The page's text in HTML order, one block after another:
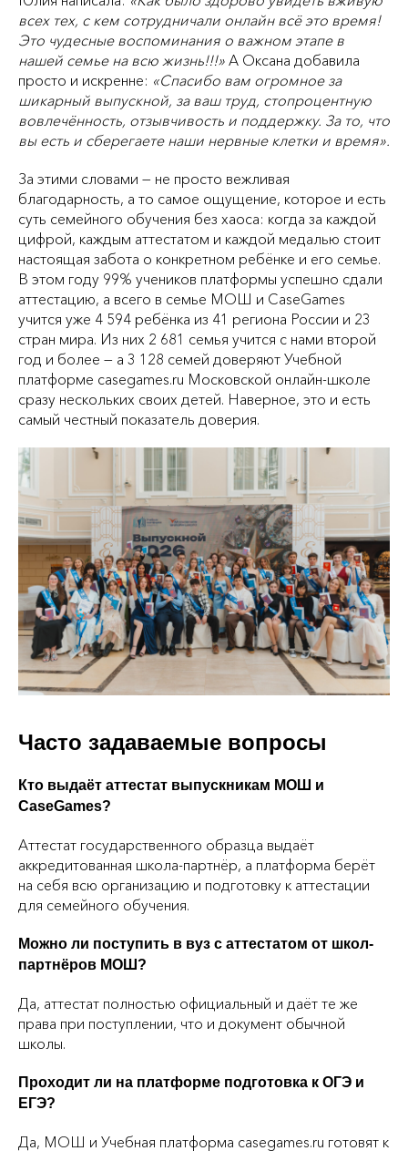
всех тех, с кем сотрудничали онлайн всё это время!
Это чудесные воспоминания о важном этапе в
нашей семье на всю жизнь!!!» А Оксана добавила
просто и искренне: «Спасибо вам огромное за
шикарный выпускной, за ваш труд, стопроцентную
вовлечённость, отзывчивость и поддержку. За то, что
вы есть и сберегаете наши нервные клетки и время».
За этими словами — не просто вежливая
благодарность, а то самое ощущение, которое и есть
суть семейного обучения без хаоса: когда за каждой
цифрой, каждым аттестатом и каждой медалью стоит
настоящая забота о конкретном ребёнке и его семье.
В этом году 99% учеников платформы успешно сдали
аттестацию, а всего в семье МОШ и CaseGames
учится уже 4 594 ребёнка из 41 региона России и 23
стран мира. Из них 2 681 семья учится с нами второй
год и более — а 3 128 семей доверяют Учебной
платформе casegames.ru Московской онлайн-школе
сразу нескольких своих детей. Наверное, это и есть
самый честный показатель доверия.
Часто задаваемые вопросы
Кто выдаёт аттестат выпускникам МОШ и
CaseGames?
Аттестат государственного образца выдаёт
аккредитованная школа‑партнёр, а платформа берёт
на себя всю организацию и подготовку к аттестации
для семейного обучения.
Можно ли поступить в вуз с аттестатом от школ-
партнёров МОШ?
Да, аттестат полностью официальный и даёт те же
права при поступлении, что и документ обычной
школы.
Проходит ли на платформе подготовка к ОГЭ и
ЕГЭ?
Да, МОШ и Учебная платформа casegames.ru готовят к